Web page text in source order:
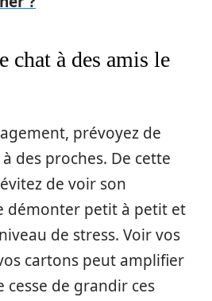
chat à des amis le
prévoyez de
des proches. De cette
de voir son
démonter petit à petit et
de stress. Voir vos
cartons peut amplifier
cesse de grandir ces